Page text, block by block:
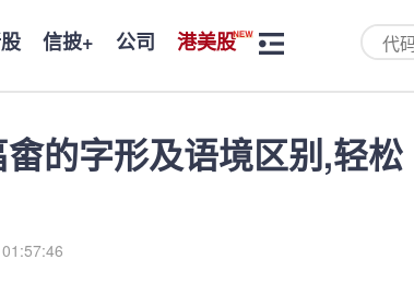
信披+ 公司 港美股
的字形及语境区别,轻松